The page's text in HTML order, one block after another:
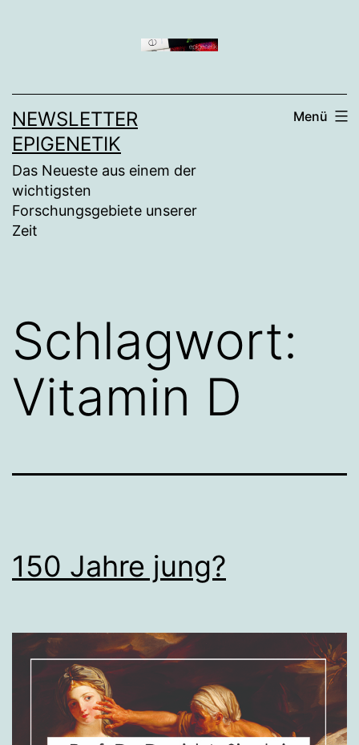
NEWSLETTER
EPIGENETIK
Das Neueste aus einem der
wichtigsten
Forschungsgebiete unserer
Zeit
Menü
Schlagwort:
Vitamin D
150 Jahre jung?